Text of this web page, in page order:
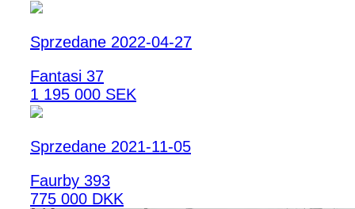
Sprzedane 2022-04-27
Fantasi 37
1 195 000 SEK
Sprzedane 2021-11-05
Faurby 393
775 000 DKK